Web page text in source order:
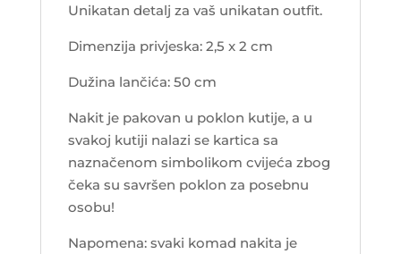
Unikatan detalj za vaš unikatan outfit.
Dimenzija privjeska: 2,5 x 2 cm
Dužina lančića: 50 cm
Nakit je pakovan u poklon kutije, a u
svakoj kutiji nalazi se kartica sa
naznačenom simbolikom cvijeća zbog
čeka su savršen poklon za posebnu
osobu!
Napomena: svaki komad nakita je